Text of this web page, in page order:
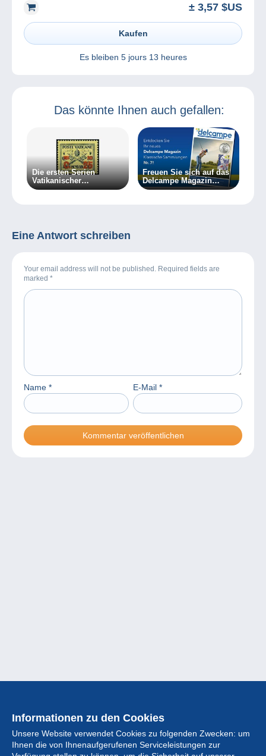
± 3,57 $US
Kaufen
Es bleiben 5 jours 13 heures
Das könnte Ihnen auch gefallen:
Die ersten Serien
Vatikanischer
Briefmarken
Freuen Sie sich auf das
Delcampe Magazin
Klassische Sammlungen
Eine Antwort schreiben
Your email address will not be published. Required fields are
marked *
Name * E-Mail *
Informationen zu den Cookies
Unsere Website verwendet Cookies zu folgenden Zwecken: um
Ihnen die von Ihnenaufgerufenen Serviceleistungen zur